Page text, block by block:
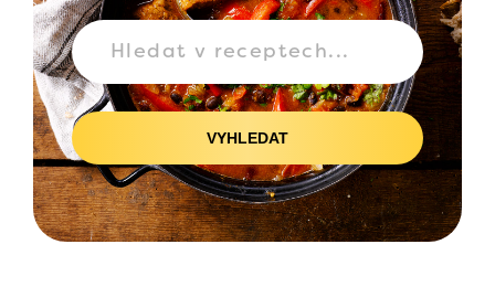
VYHLEDAT